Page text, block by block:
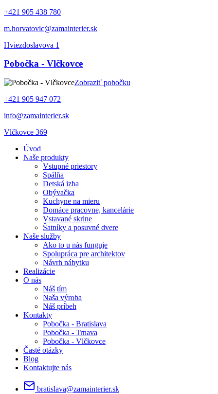
+421 905 438 780
m.horvatovic@zamainterier.sk
Hviezdoslavova 1
Pobočka - Vlčkovce
Zobraziť pobočku
+421 905 947 072
info@zamainterier.sk
Vlčkovce 369
Úvod
Naše produkty
Vstupné priestory
Spálňa
Detská izba
Obývačka
Kuchyne na mieru
Domáce pracovne, kancelárie
Vstavané skrine
Šatníky a posuvné dvere
Naše služby
Ako to u nás funguje
Spolupráca pre architektov
Návrh nábytku
Realizácie
O nás
Náš tím
Naša výroba
Náš príbeh
Kontakty
Pobočka - Bratislava
Pobočka - Trnava
Pobočka - Vlčkovce
Časté otázky
Blog
Kontaktujte nás
bratislava@zamainterier.sk